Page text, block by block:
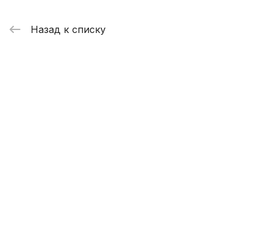
Назад к списку